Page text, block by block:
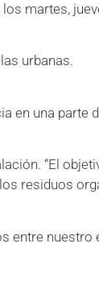
martes,
urbanas.
en una parte
“El
residuos
entre nuestro